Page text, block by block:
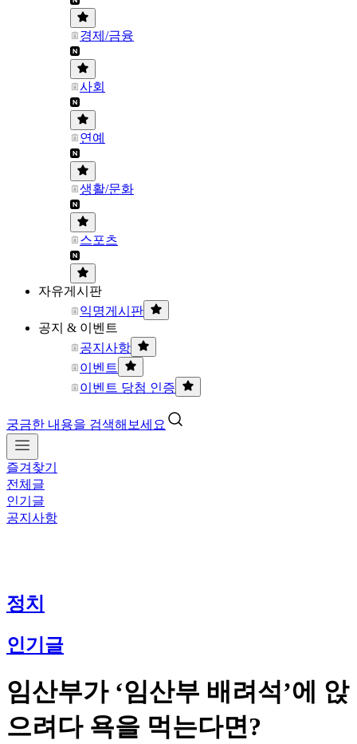
경제/금융
사회
연예
생활/문화
스포츠
자유게시판
익명게시판
공지 & 이벤트
공지사항
이벤트
이벤트 당첨 인증
궁금한 내용을 검색해보세요
즐겨찾기
전체글
인기글
공지사항
정치
인기글
임산부가 ‘임산부 배려석’에 앉
으려다 욕을 먹는다면?